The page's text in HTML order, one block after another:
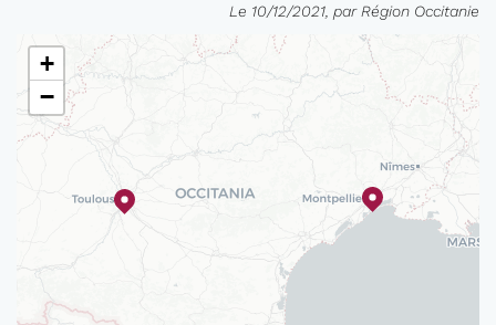
Le 10/12/2021, par Région Occitanie
+
−